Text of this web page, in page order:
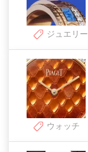
ジュエリー
ウォッチ